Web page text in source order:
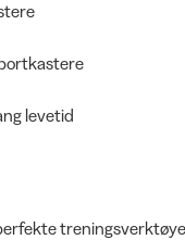
levetid